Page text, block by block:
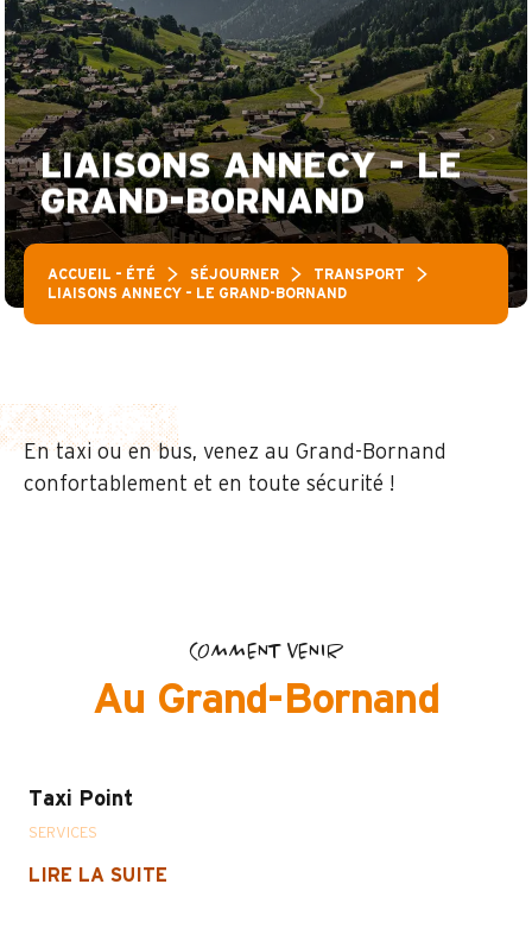
LIAISONS ANNECY - LE
GRAND-BORNAND
ACCUEIL – ÉTÉ SÉJOURNER
TRANSPORT
LIAISONS ANNECY – LE GRAND-BORNAND
En taxi ou en bus, venez au Grand-Bornand
confortablement et en toute sécurité !
COMMENT VENIR
Au Grand-Bornand
Taxi Point
SERVICES
LIRE LA SUITE